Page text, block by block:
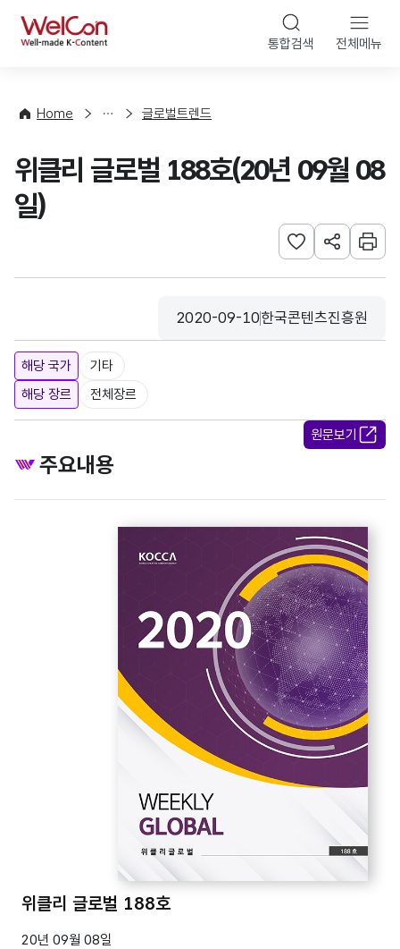
WelCon 통합검색 전체메뉴
Home
향
계
글로벌트렌드
위클리 글로벌 188호(20년 09월 08
일)
관심사 등록하기
URL 공유하
인쇄
등록일
2020-09-10
수집기관
한국콘텐츠진흥원
해당 국가
기타
해당 장르
전체장르
원문보기
주요내용
위클리 글로벌 188호
20년 09월 08일